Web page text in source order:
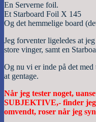
En Serverne foil.
Et Starboard Foil X 145
Og det hemmelige board
Jeg forventer ligeledes at
store vinger, samt en
Og nu vi er inde på det
at gentage.
Når jeg tester noget,
SUBJEKTIVE,- finder
omvendt, roser når jeg